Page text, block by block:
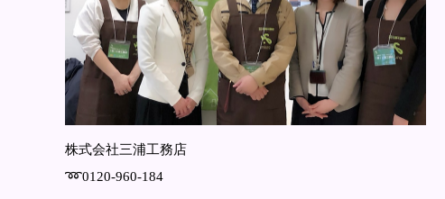
株式会社三浦工務店
➿0120-960-184